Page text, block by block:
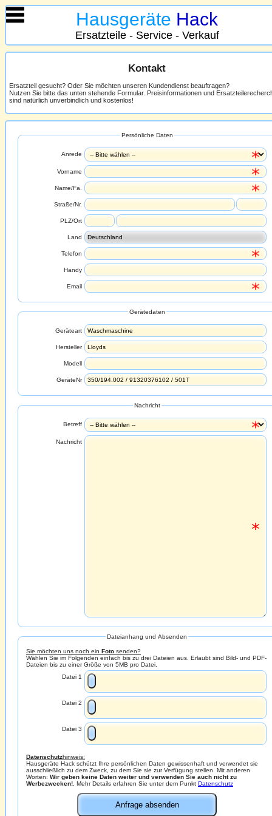
Hausgeräte Hack
Ersatzteile - Service - Verkauf
Kontakt
Ersatzteil gesucht? Oder Sie möchten unseren Kundendienst beauftragen?
Nutzen Sie bitte das unten stehende Formular. Preisinformationen und
sind natürlich unverbindlich und kostenlos!
Persönliche Daten
Anrede
Vorname
Name/Fa.
Straße/Nr.
PLZ/Ort
Land
Telefon
Handy
Email
Gerätedaten
Geräteart
Hersteller
Modell
GeräteNr
Nachricht
Betreff
Nachricht
Dateianhang und Absenden
Sie möchten uns noch ein Foto senden?
Wählen Sie im Folgenden einfach bis zu drei Dateien aus. Erlaubt sind Bild- und PDF-
Dateien bis zu einer Größe von 5MB pro Datei.
Datei 1
Datei 2
Datei 3
Datenschutzhinweis:
Hausgeräte Hack schützt Ihre persönlichen Daten gewissenhaft und verwendet sie
ausschließlich zu dem Zweck, zu dem Sie sie zur Verfügung stellen. Mit anderen
Worten: Wir geben keine Daten weiter und verwenden Sie auch nicht zu
Werbezwecken!. Mehr Details erfahren Sie unter dem Punkt Datenschutz